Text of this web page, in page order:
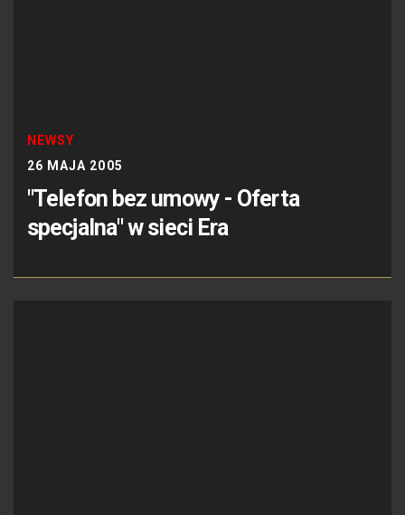
NEWSY
26 MAJA 2005
"Telefon bez umowy - Oferta
specjalna" w sieci Era